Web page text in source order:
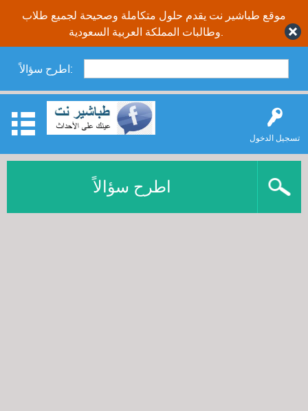
موقع طباشير نت يقدم حلول متكاملة وصحيحة لجميع طلاب
اطرح سؤالاً:
تسجيل الدخول
اطرح سؤالاً